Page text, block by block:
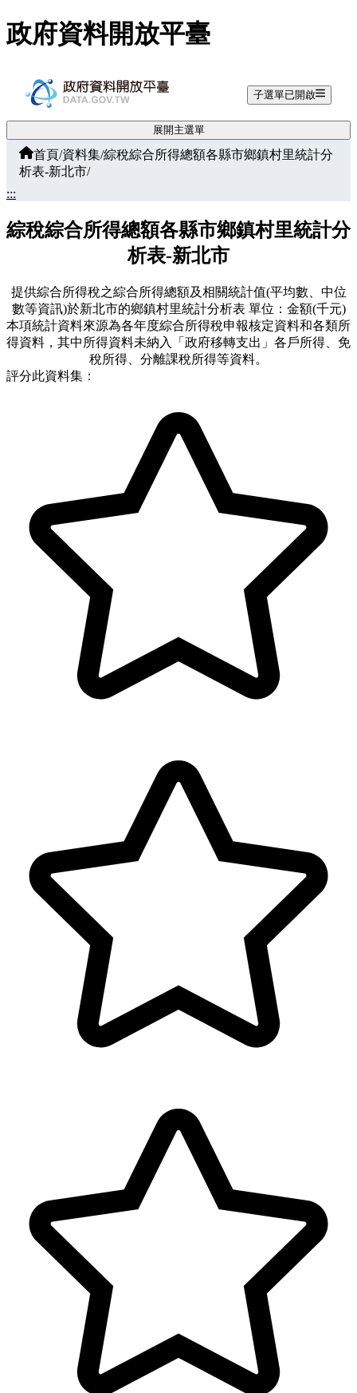
跳至主要內容
政府資料開放平臺
子選單已開啟
展開主選單
首頁/資料集/綜稅綜合所得總額各縣市鄉鎮村里統計分
析表-新北市/
:::
綜稅綜合所得總額各縣市鄉鎮村里統計分
析表-新北市
提供綜合所得稅之綜合所得總額及相關統計值(平均數、中位
數等資訊)於新北市的鄉鎮村里統計分析表 單位：金額(千元)
本項統計資料來源為各年度綜合所得稅申報核定資料和各類所
得資料，其中所得資料未納入「政府移轉支出」各戶所得、免
稅所得、分離課稅所得等資料。
評分此資料集：